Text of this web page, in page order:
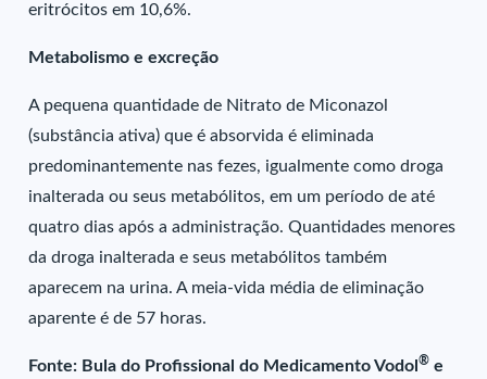
eritrócitos em 10,6%.
Metabolismo e excreção
A pequena quantidade de Nitrato de Miconazol
(substância ativa) que é absorvida é eliminada
predominantemente nas fezes, igualmente como droga
inalterada ou seus metabólitos, em um período de até
quatro dias após a administração. Quantidades menores
da droga inalterada e seus metabólitos também
aparecem na urina. A meia-vida média de eliminação
aparente é de 57 horas.
Fonte: Bula do Profissional do Medicamento Vodol® e